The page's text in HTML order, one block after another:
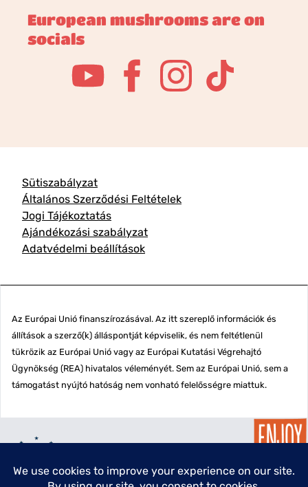
European mushrooms are on
socials
Sütiszabályzat
Általános Szerződési Feltételek
Jogi Tájékoztatás
Ajándékozási szabályzat
Adatvédelmi beállítások
Az Európai Unió finanszírozásával. Az itt szereplő információk és
állítások a szerző(k) álláspontját képviselik, és nem feltétlenül
tükrözik az Európai Unió vagy az Európai Kutatási Végrehajtó
Ügynökség (REA) hivatalos véleményét. Sem az Európai Unió, sem a
támogatást nyújtó hatóság nem vonható felelősségre miattuk.